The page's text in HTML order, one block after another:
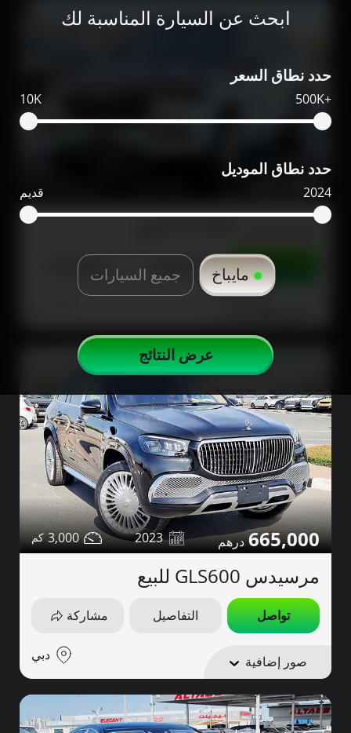
ابحث عن السيارة المناسبة لك
حدد نطاق السعر
10K 500K+
حدد نطاق الموديل
قديم 2024
مايباخ جميع السيارات
عرض النتائج
650,000
مرسيدس GLS600 للبيع
تواصل التفاصيل مشاركة
665,000
2023
3,000
مرسيدس GLS600 للبيع
تواصل التفاصيل مشاركة
صور إضافية دبي